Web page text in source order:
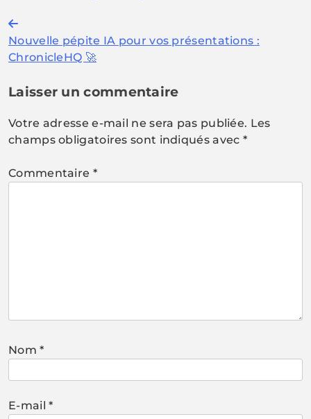
Navigation
de
Nouvelle pépite IA pour vos présentations :
ChronicleHQ 🚀
Laisser un commentaire
Votre adresse e-mail ne sera pas publiée. Les
champs obligatoires sont indiqués avec *
Commentaire *
Nom*
E-mail*